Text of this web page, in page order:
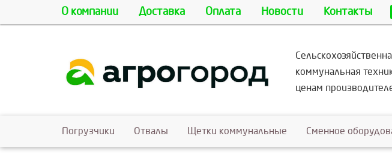
О компании Доставка Оплата Новости Контакты
коммунальная
ценам
Погрузчики Отвалы Щетки коммунальные Сменное